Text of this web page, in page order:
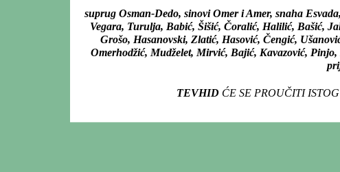
suprug Osman-Dedo, sinovi Omer i Amer, snaha
Vegara, Turulja, Babić, Šišić, Čoralić, Halilić, Bašić,
Grošo, Hasanovski, Zlatić, Hasović, Čengić,
Omerhodžić, Mudželet, Mirvić, Bajić, Kavazović,
TEVHIDĆE SE PROUČITI